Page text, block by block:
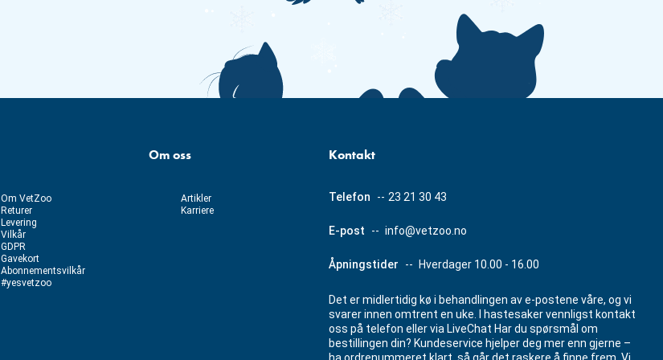
Om VetZoo
Returer
Levering
Vilkår
GDPR
Gavekort
Abonnementsvilkår
#yesvetzoo
Om oss
Artikler
Karriere
Kontakt
Telefon -- 23 21 30 43
E-post -- info@vetzoo.no
Åpningstider -- Hverdager 10.00 - 16.00
Det er midlertidig kø i behandlingen av e-postene våre, og vi
svarer innen omtrent en uke. I hastesaker vennligst kontakt
oss på telefon eller via LiveChat Har du spørsmål om
bestillingen din? Kundeservice hjelper deg mer enn gjerne –